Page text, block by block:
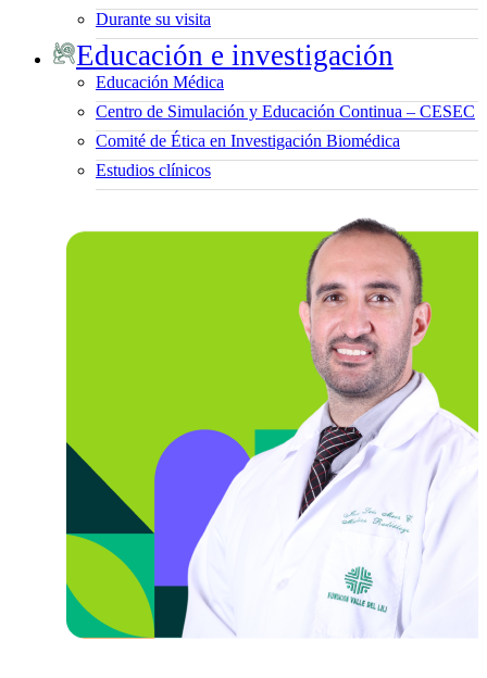
Durante su visita
Educación e investigación
Educación Médica
Centro de Simulación y Educación Continua – CESEC
Comité de Ética en Investigación Biomédica
Estudios clínicos